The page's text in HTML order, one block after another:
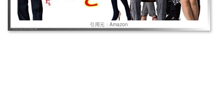
引用元：Amazon